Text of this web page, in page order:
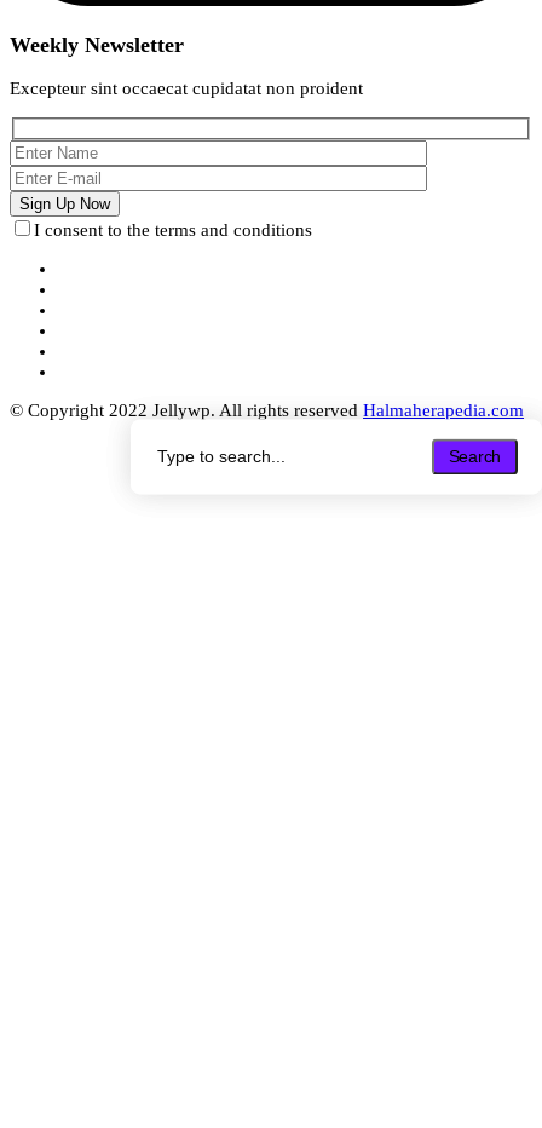
Search
Search
Weekly Newsletter
Excepteur sint occaecat cupidatat non proident
I consent to the terms and conditions
© Copyright 2022 Jellywp. All rights reserved Halmaherapedia.com